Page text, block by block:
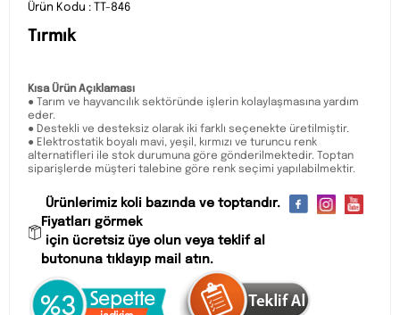
Ürün Kodu : TT-846
Tırmık
Kısa Ürün Açıklaması
● Tarım ve hayvancılık sektöründe işlerin kolaylaşmasına yardım
eder.
● Destekli ve desteksiz olarak iki farklı seçenekte üretilmiştir.
● Elektrostatik boyalı mavi, yeşil, kırmızı ve turuncu renk
alternatifleri ile stok durumuna göre gönderilmektedir. Toptan
siparişlerde müşteri talebine göre renk seçimi yapılabilmektir.
Ürünlerimiz koli bazında ve toptandır.
Fiyatları görmek
için ücretsiz üye olun veya teklif al
butonuna tıklayıp mail atın.